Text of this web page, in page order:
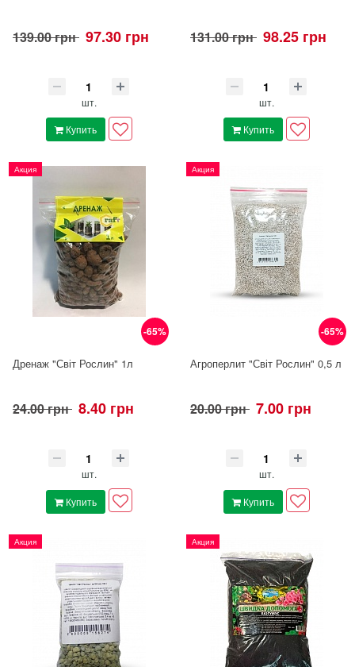
139.00 грн 97.30 грн
шт.
Купить
131.00 грн 98.25 грн
шт.
Купить
-65%
Акция
Дренаж "Світ Рослин" 1л
24.00 грн 8.40 грн
шт.
Купить
-65%
Акция
Агроперлит "Світ Рослин" 0,5 л
20.00 грн 7.00 грн
шт.
Купить
Акция Акция